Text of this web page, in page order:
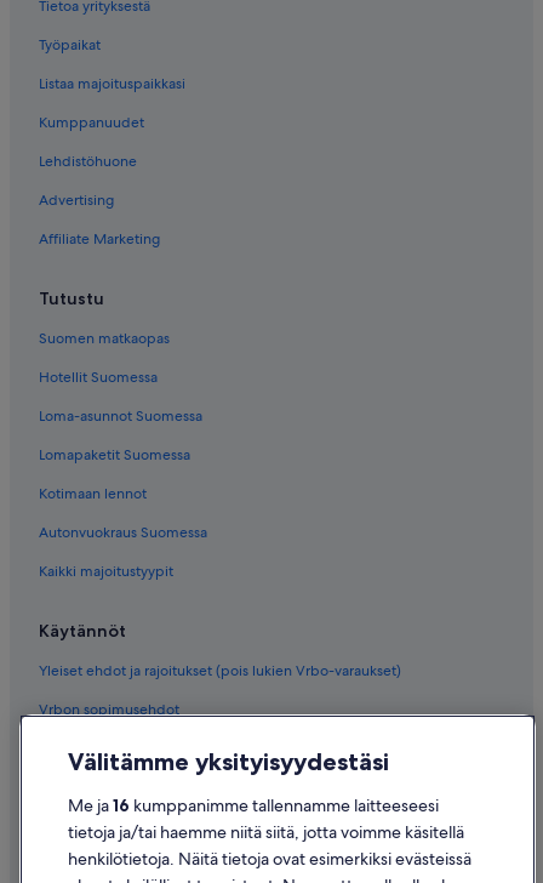
Tietoa yrityksestä
Työpaikat
Listaa majoituspaikkasi
Kumppanuudet
Lehdistöhuone
Advertising
Affiliate Marketing
Tutustu
Suomen matkaopas
Hotellit Suomessa
Loma-asunnot Suomessa
Lomapaketit Suomessa
Kotimaan lennot
Autonvuokraus Suomessa
Kaikki majoitustyypit
Käytännöt
Yleiset ehdot ja rajoitukset (pois lukien Vrbo-varaukset)
Vrbon sopimusehdot
Evästeet
Käyttöehdot
Välitämme yksityisyydestäsi
Me ja16 kumppanimme tallennamme laitteeseesi
tietoja ja/tai haemme niitä siitä, jotta voimme käsitellä
henkilötietoja. Näitä tietoja ovat esimerkiksi evästeissä